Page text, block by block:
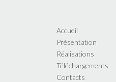
Accueil
Présentation
Réalisations
Téléchargements
Contacts